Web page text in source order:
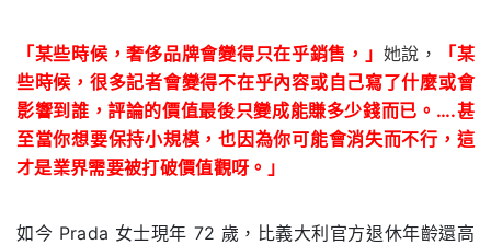
「某些時候，奢侈品牌會變得只在乎銷售，」 她說，
「某
些時候，很多記者會變得不在乎內容或自己寫了什麼或會
影響到誰，評論的價值最後只變成能賺多少錢而已。….甚
至當你想要保持小規模，也因為你可能會消失而不行，這
才是業界需要被打破價值觀呀。」
如今 Prada 女士現年 72 歲，比義大利官方退休年齡還高